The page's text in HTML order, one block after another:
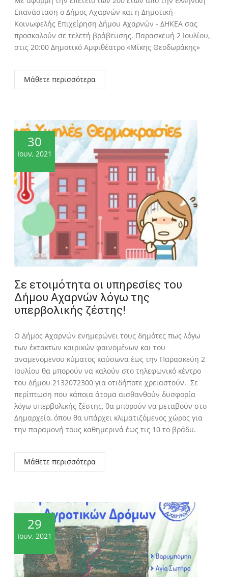
Επανάσταση ο Δήμος Αχαρνών και η Δημοτική
Κοινωφελής Επιχείρηση Δήμου Αχαρνών - ΔΗΚΕΑ σας
προσκαλούν σε τελετή βράβευσης. Παρασκευή 2 Ιουλίου,
στις 20:00 Δημοτικό Αμφιθέατρο «Μίκης Θεοδωράκης»
Μάθετε περισσότερα
30
Ιουν, 2021
Σε ετοιμότητα οι υπηρεσίες του
Δήμου Αχαρνών λόγω της
υπερβολικής ζέστης!
O Δήμος Αχαρνών ενημερώνει τους δημότες πως λόγω
των έκτακτων καιρικών φαινομένων και του
αναμενόμενου κύματος καύσωνα έως την Παρασκεύη 2
Ιουλίου θα μπορούν να καλούν στο τηλεφωνικό κέντρο
του Δήμου 2132072300 για οτιδήποτε χρειαστούν. Σε
περίπτωση που κάποια άτομα αισθανθούν δυσφορία
λόγω υπερβολικής ζέστης, θα μπορούν να μεταβούν στο
Δημαρχείο, όπου θα υπάρχει κλιματιζόμενος χώρος για
την παραμονή τους καθημερινά έως τις 10 το βράδυ.
Μάθετε περισσότερα
29
Ιουν, 2021